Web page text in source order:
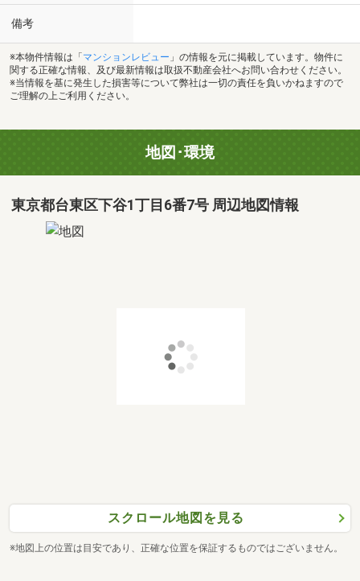
備考
※本物件情報は「 マンションレビュー 」の情報を元に掲載しています。物件に
関する正確な情報、及び最新情報は取扱不動産会社へお問い合わせください。
※当情報を基に発生した損害等について弊社は一切の責任を負いかねますので
ご理解の上ご利用ください。
地図･環境
東京都台東区下谷1丁目6番7号 周辺地図情報
スクロール地図を見る
※地図上の位置は目安であり、正確な位置を保証するものではございません。